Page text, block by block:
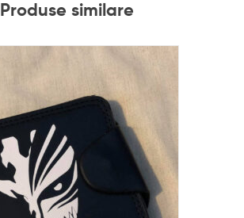
Produse similare